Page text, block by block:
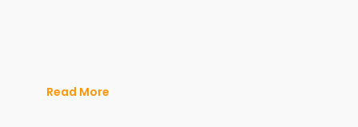
Read More